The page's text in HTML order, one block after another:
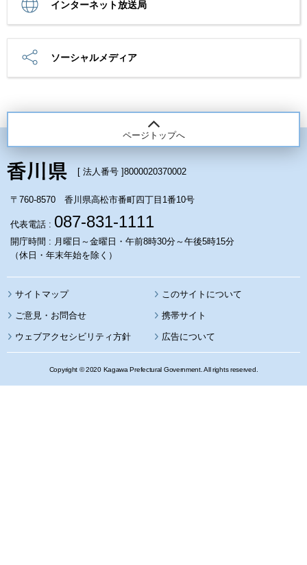
インターネット放送局
ソーシャルメディア
ページトップへ
[ 法人番号 ]8000020370002
〒760-8570 香川県高松市番町四丁目1番10号
代表電話 : 087-831-1111
開庁時間 : 月曜日～金曜日・午前8時30分～午後5時15分
（休日・年末年始を除く）
サイトマップ このサイトについて
携帯サイト
ウェブアクセシビリティ方針 広告について
Copyright © 2020 Kagawa Prefectural Government. All rights reserved.